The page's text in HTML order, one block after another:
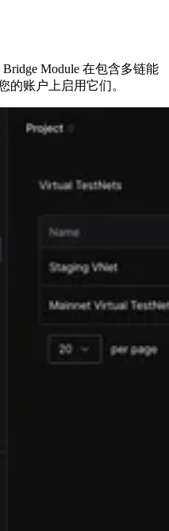
Bridge Module 在包含多链能
的账户上启用它们。